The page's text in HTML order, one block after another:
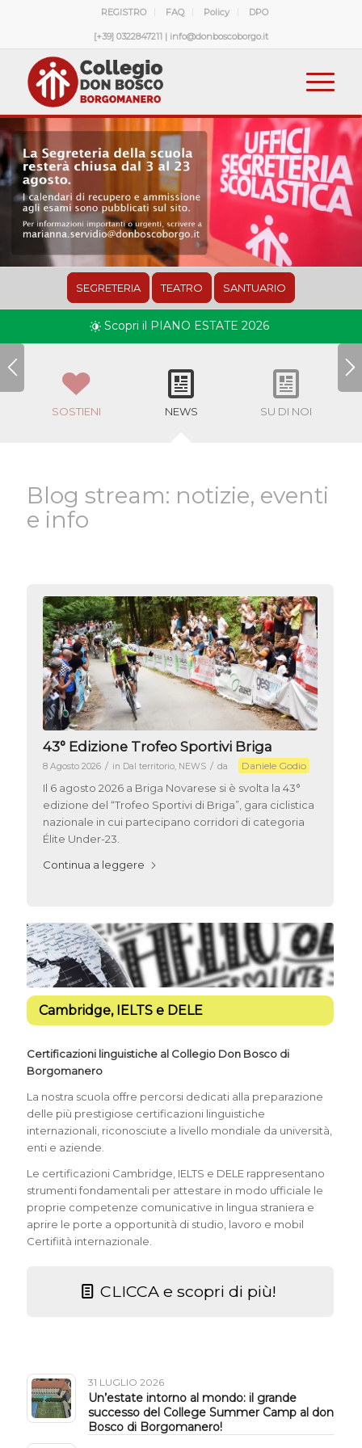
REGISTRO FAQ Policy DPO
[+39] 0322847211 | info@donboscoborgo.it
SEGRETERIA TEATRO SANTUARIO
Scopri il PIANO ESTATE 2026
SOSTIENI NEWS SU DI NOI
Blog stream: notizie, eventi
e info
43° Edizione Trofeo Sportivi Briga
8 Agosto 2026 / in Dal territorio, NEWS / da Daniele Godio
Il 6 agosto 2026 a Briga Novarese si è svolta la 43°
edizione del “Trofeo Sportivi di Briga”, gara ciclistica
nazionale in cui partecipano corridori di categoria
Élite Under-23.
Continua a leggere
Cambridge, IELTS e DELE
Certificazioni linguistiche al Collegio Don Bosco di
Borgomanero
La nostra scuola offre percorsi dedicati alla preparazione
delle più prestigiose certificazioni linguistiche
internazionali, riconosciute a livello mondiale da università,
enti e aziende.
Le certificazioni Cambridge, IELTS e DELE rappresentano
strumenti fondamentali per attestare in modo ufficiale le
proprie competenze comunicative in lingua straniera e
aprire le porte a opportunità di studio, lavoro e mobil
Certifiità internazionale.
CLICCA e scopri di più!
31 LUGLIO 2026
Un’estate intorno al mondo: il grande
successo del College Summer Camp al don
Bosco di Borgomanero!